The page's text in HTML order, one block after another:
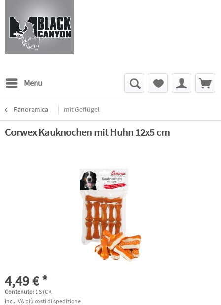
Menu
Panoramica mit Geflügel
Corwex Kauknochen mit Huhn 12x5 cm
4,49 € *
Contenuto: 1 STCK
incl. IVA più costi di spedizione